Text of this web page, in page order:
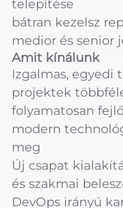
telepítése
bátran kezelsz
medior és senior
Amit kínálunk
Izgalmas, egyedi
projektek
folyamatosan
modern
meg
Új csapat
és szakmai
DevOps irányú